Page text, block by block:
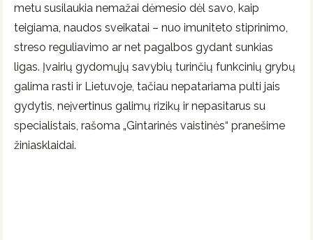
metu susilaukia nemažai dėmesio dėl savo, kaip
teigiama, naudos sveikatai – nuo imuniteto stiprinimo,
streso reguliavimo ar net pagalbos gydant sunkias
ligas. Įvairių gydomųjų savybių turinčių funkcinių grybų
galima rasti ir Lietuvoje, tačiau nepatariama pulti jais
gydytis, neįvertinus galimų rizikų ir nepasitarus su
specialistais, rašoma „Gintarinės vaistinės“ pranešime
žiniasklaidai.